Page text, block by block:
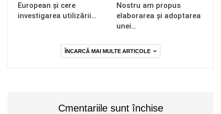
European și cere
investigarea utilizării…
Nostru am propus
elaborarea și adoptarea
unei…
ÎNCARCĂ MAI MULTE ARTICOLE
Cmentariile sunt închise